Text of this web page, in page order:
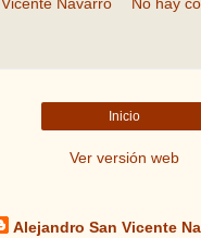
Inicio
Ver versión web
Alejandro San Vicente